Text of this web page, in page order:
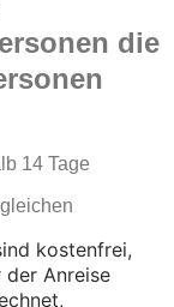
die
14 Tage
kostenfrei,
der Anreise